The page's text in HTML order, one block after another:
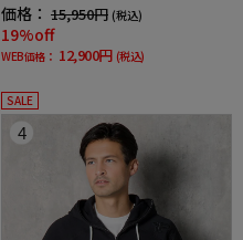
価格： 15,950円 (税込)
19%off
WEB価格： 12,900円 (税込)
SALE
4